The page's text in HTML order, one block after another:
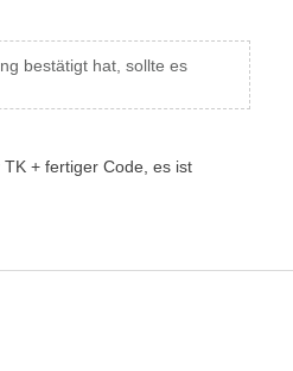
bestätigt hat, sollte es
+ fertiger Code, es ist